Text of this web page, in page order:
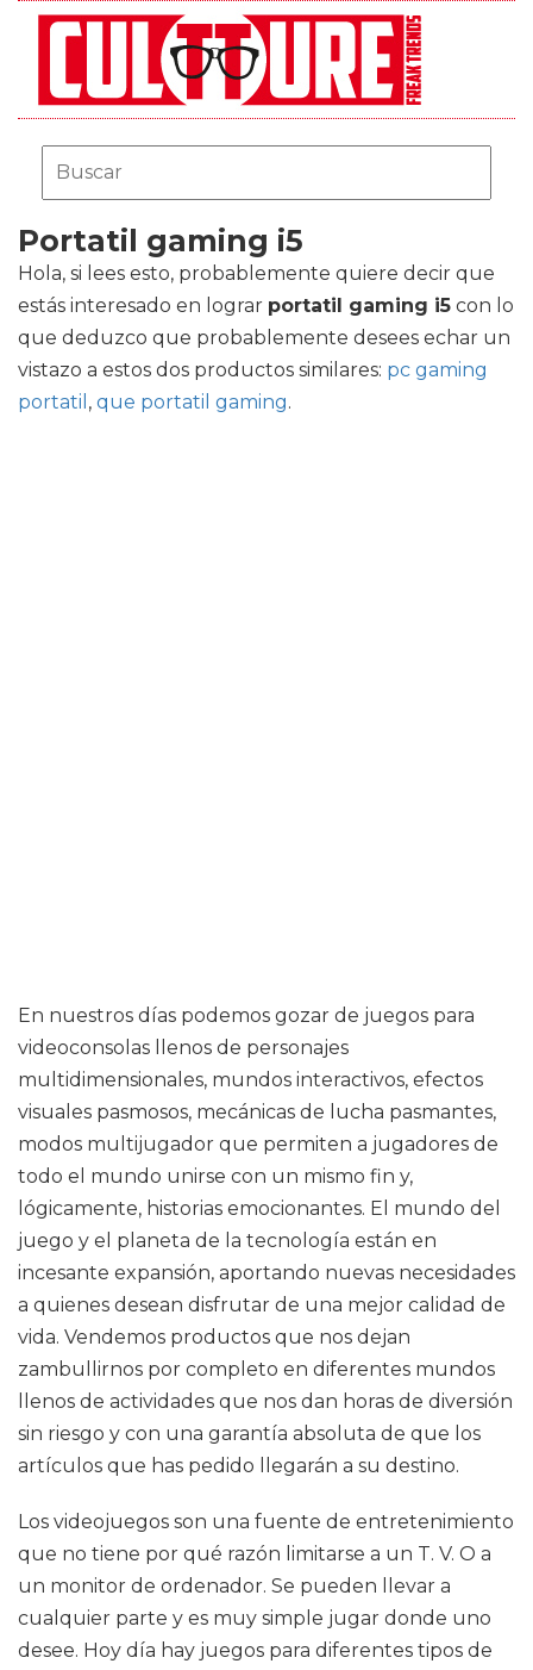
Portatil gaming i5
Hola, si lees esto, probablemente quiere decir que
estás interesado en lograr portatil gaming i5 con lo
que deduzco que probablemente desees echar un
vistazo a estos dos productos similares: pc gaming
portatil , que portatil gaming.
En nuestros días podemos gozar de juegos para
videoconsolas llenos de personajes
multidimensionales, mundos interactivos, efectos
visuales pasmosos, mecánicas de lucha pasmantes,
modos multijugador que permiten a jugadores de
todo el mundo unirse con un mismo fin y,
lógicamente, historias emocionantes. El mundo del
juego y el planeta de la tecnología están en
incesante expansión, aportando nuevas necesidades
a quienes desean disfrutar de una mejor calidad de
vida. Vendemos productos que nos dejan
zambullirnos por completo en diferentes mundos
llenos de actividades que nos dan horas de diversión
sin riesgo y con una garantía absoluta de que los
artículos que has pedido llegarán a su destino.
Los videojuegos son una fuente de entretenimiento
que no tiene por qué razón limitarse a un T. V. O a
un monitor de ordenador. Se pueden llevar a
cualquier parte y es muy simple jugar donde uno
desee. Hoy día hay juegos para diferentes tipos de